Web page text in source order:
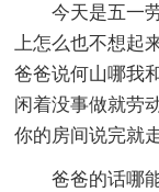
今天是五一
上怎么也不想起
爸爸说何山哪我
闲着没事做就劳
你的房间说完就
爸爸的话哪